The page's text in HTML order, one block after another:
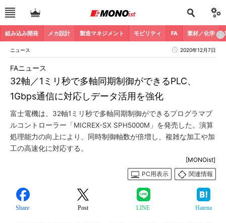
組み込み開発 メカ設計 製造マネジメント モビリティ FA 素材／化学
ニュース 2020年12月7日
32軸／1ミリ秒で多軸同期制御ができるPLC、
1Gbps通信に対応しデータ活用を強化
FAニュース
富士電機は、32軸1ミリ秒で多軸同期制御ができるプログラマブ
ルコントローラー「MICREX-SX SPH5000M」を発売した。演算
処理能力の向上により、同時制御軸数が倍増し、複雑な加工や加
工の高速化に対応する。
[MONOist]
PC用表示
関連情報
Share Post LINE Hatena